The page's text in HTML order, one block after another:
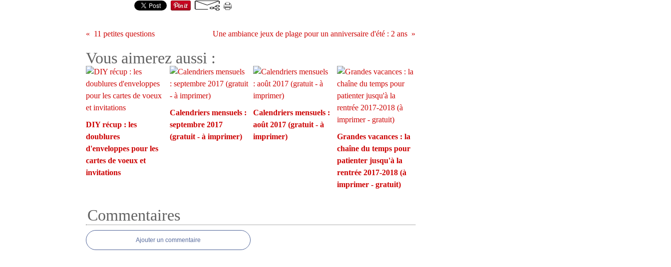
11 petites questions Une ambiance jeux de plage pour un anniversaire d'été : 2 ans
Vous aimerez aussi :
DIY récup : les
doublures
d'enveloppes pour les
cartes de voeux et
invitations
Calendriers mensuels :
septembre 2017
(gratuit - à imprimer)
Calendriers mensuels :
août 2017 (gratuit - à
imprimer)
Grandes vacances : la
chaîne du temps pour
patienter jusqu'à la
rentrée 2017-2018 (à
imprimer - gratuit)
Commentaires
Ajouter un commentaire